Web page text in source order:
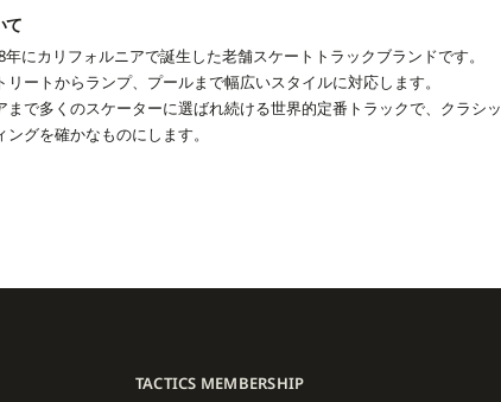
て
年にカリフォルニアで誕生した老舗スケートトラックブランドです。
ートからランプ、プールまで幅広いスタイルに対応します。
で多くのスケーターに選ばれ続ける世界的定番トラックで、クラシ
グを確かなものにします。
TACTICS MEMBERSHIP